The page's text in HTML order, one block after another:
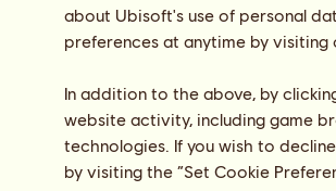
about Ubisoft's use of personal
preferences at anytime by
In addition to the above, by
website activity, including game
technologies. If you wish to
by visiting the “Set Cookie